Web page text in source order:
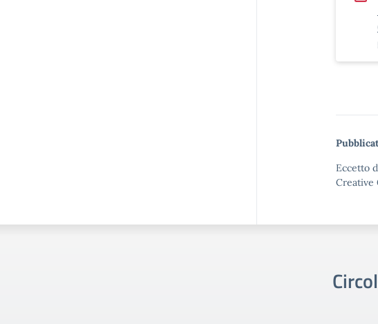
Eccetto
Creative